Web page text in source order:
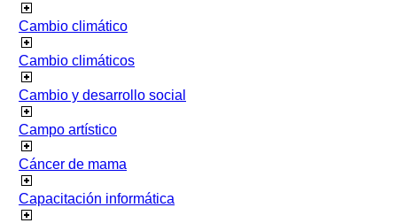
Cambio climático
Cambio climáticos
Cambio y desarrollo social
Campo artístico
Cáncer de mama
Capacitación informática